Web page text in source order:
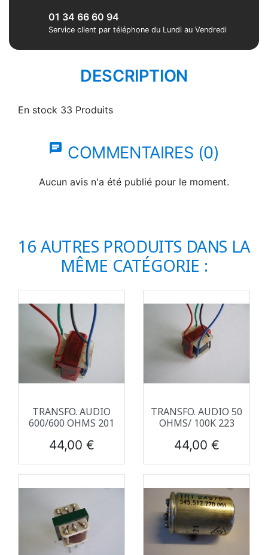
01 34 66 60 94
Service client par téléphone du Lundi au Vendredi
DESCRIPTION
En stock 33 Produits
chat COMMENTAIRES (0)
Aucun avis n'a été publié pour le moment.
16 AUTRES PRODUITS DANS LA
MÊME CATÉGORIE :
TRANSFO. AUDIO
600/600 OHMS 201
Prix
44,00 €
TRANSFO. AUDIO 50
OHMS/ 100K 223
Prix
44,00 €